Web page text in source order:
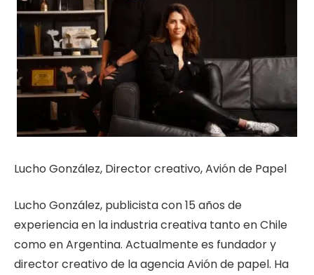
Lucho González, Director creativo, Avión de Papel
Lucho González, publicista con 15 años de
experiencia en la industria creativa tanto en Chile
como en Argentina. Actualmente es fundador y
director creativo de la agencia Avión de papel. Ha